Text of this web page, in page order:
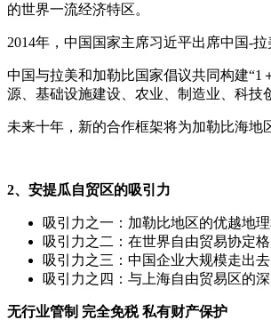
的世界一流经济特区。
2014年，中国国家主席习近平出席中国-
中国与拉美和加勒比国家倡议共同构建“1
源、基础设施建设、农业、制造业、科技
未来十年，新的合作框架将为加勒比海地
2、安提瓜自贸区的吸引力
吸引力之一：加勒比地区的优越地
吸引力之二：在世界自由贸易协定
吸引力之三：中国企业大规模走出
吸引力之四：与上海自由贸易区的
无行业管制 完全免税 私有财产保护